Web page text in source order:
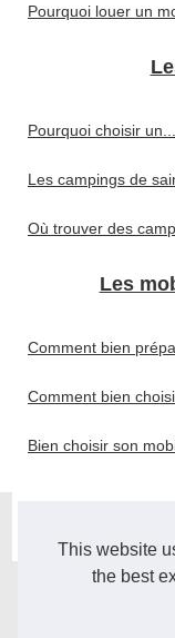
This website
the best
Pourquoi louer un
Pourquoi choisir un...
Les campings de
Où trouver des
Les
Comment bien
Comment bien
Bien choisir son